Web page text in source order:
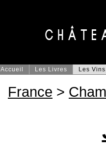
Accueil Les Livres Les Vins
France >